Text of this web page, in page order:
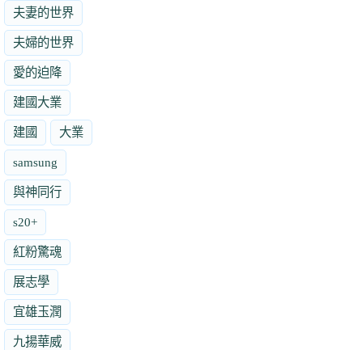
夫妻的世界
夫婦的世界
愛的迫降
建國大業
建國 大業
samsung
與神同行
s20+
紅粉驚魂
展志學
宜雄玉潤
九揚華威